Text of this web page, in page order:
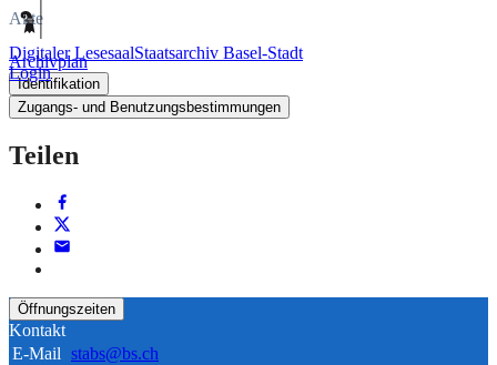
Digitaler LesesaalStaatsarchiv Basel-Stadt
Login
Akte
Archivplan
Identifikation
Zugangs- und Benutzungsbestimmungen
Teilen
Öffnungszeiten
Kontakt
E-Mail stabs@bs.ch